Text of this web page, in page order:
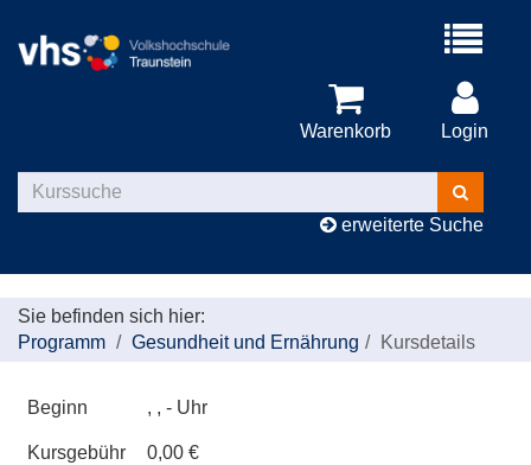
Menü
Warenkorb Login
Kurse
suchen
erweiterte Suche
Sie befinden sich hier:
Programm
Gesundheit und Ernährung Kursdetails
Beginn , , - Uhr
Kursgebühr 0,00 €